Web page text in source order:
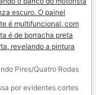
Pires/Quatro Rodas
por evidentes cortes